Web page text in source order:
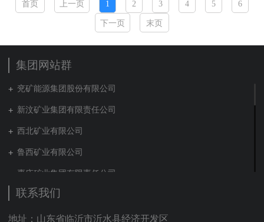
首页 上一页 1 2 3 4 5 6
下一页 末页
集团网站群
兖矿能源集团股份有限公司
新汶矿业集团有限责任公司
西北矿业有限公司
鲁西矿业有限公司
枣庄矿业集团有限责任公司
兖矿新疆能化有限公司
山东泰山地勘集团
联系我们
地址：山东省临沂市沂水县经济开发区